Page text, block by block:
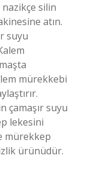
nazikçe silin
atın.
suyu
mürekkebi
çamaşır suyu
lekesini
mürekkep
ürünüdür.